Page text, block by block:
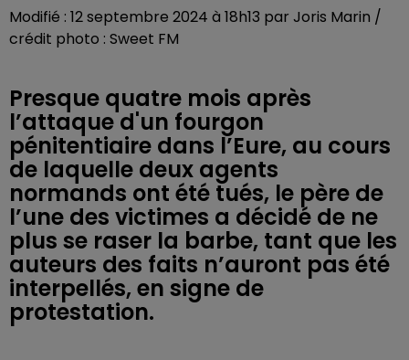
Modifié : 12 septembre 2024 à 18h13 par Joris Marin /
crédit photo : Sweet FM
Presque quatre mois après
l’attaque d'un fourgon
pénitentiaire dans l’Eure, au cours
de laquelle deux agents
normands ont été tués, le père de
l’une des victimes a décidé de ne
plus se raser la barbe, tant que les
auteurs des faits n’auront pas été
interpellés, en signe de
protestation.